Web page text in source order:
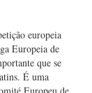
europeia
Europeia de
que se
É uma